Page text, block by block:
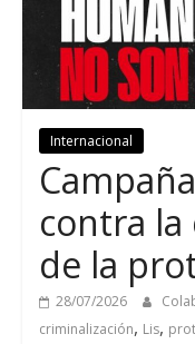
Internacional
contra la
de la
28/07/2026
criminalización, Lis,